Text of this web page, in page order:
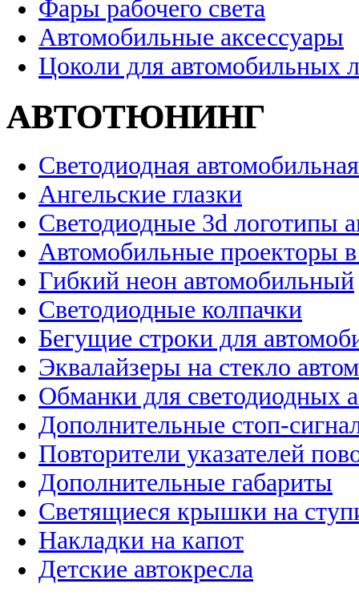
Фары рабочего света
Автомобильные аксессуары
Цоколи для автомобильных
АВТОТЮНИНГ
Светодиодная
Ангельские глазки
Светодиодные 3d логотипы
Автомобильные проекторы
Гибкий неон автомобильный
Светодиодные колпачки
Бегущие строки для
Эквалайзеры на стекло
Обманки для светодиодных
Дополнительные стоп-
Повторители указателей
Дополнительные габариты
Светящиеся крышки на
Накладки на капот
Детские автокресла